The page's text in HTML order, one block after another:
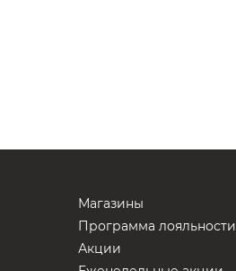
Магазины
Программа лояльности
Акции